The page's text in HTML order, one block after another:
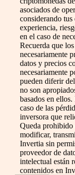
asociados de
considerando
experiencia,
en el caso de
Recuerda que
necesariamente
datos y precios
necesariamente
pueden diferir
no son
basados en
caso de las
inversora que
Queda prohibido
modificar,
Invertia sin
proveedor de
intelectual están
contenidos en